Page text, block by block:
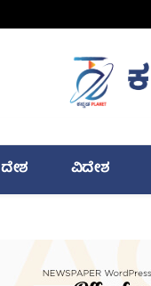
ದೇಶ ವಿದೇಶ